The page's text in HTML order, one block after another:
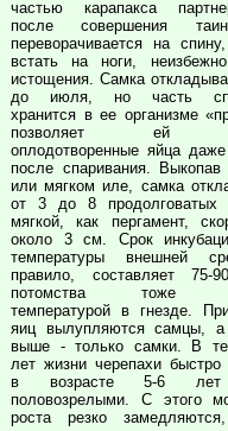
частью карапакса
после совершения
переворачивается на
встать на ноги,
истощения. Самка
до июля, но часть
хранится в ее организме
позволяет ей
оплодотворенные яйца
после спаривания.
или мягком иле, самка
от 3 до 8
мягкой, как пергамент,
около 3 см. Срок
температуры внешней
правило, составляет
потомства тоже
температурой в гнезде.
яиц вылупляются самцы,
выше - только самки. В
лет жизни черепахи
в возрасте 5-6 лет
половозрелыми. С этого
роста резко